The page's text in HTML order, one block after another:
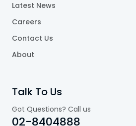
Latest News
Careers
Contact Us
About
Talk To Us
Got Questions? Call us
02-8404888